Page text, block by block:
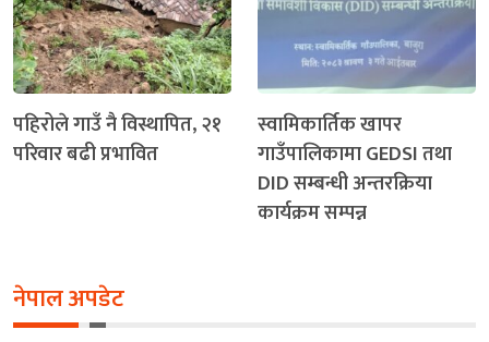
पहिरोले गाउँ नै विस्थापित, २१
परिवार बढी प्रभावित
स्वामिकार्तिक खापर
गाउँपालिकामा GEDSI तथा
DID सम्बन्धी अन्तरक्रिया
कार्यक्रम सम्पन्न
नेपाल अपडेट